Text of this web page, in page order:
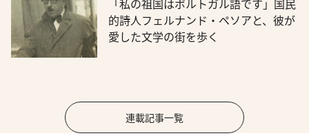
「私の祖国はポルトガル語です」国民
的詩人フェルナンド・ペソアと、彼が
愛した文学の街を歩く
連載記事一覧